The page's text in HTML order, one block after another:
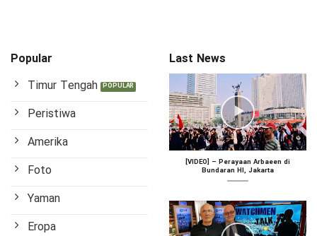
Popular
Timur Tengah
Peristiwa
Amerika
Foto
Yaman
Eropa
Last News
[VIDEO] – Perayaan Arbaeen di
Bundaran HI, Jakarta